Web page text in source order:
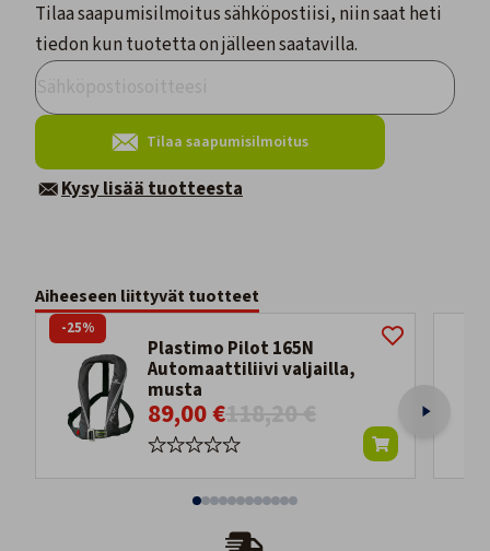
Tilaa saapumisilmoitus sähköpostiisi, niin saat heti
tiedon kun tuotetta on jälleen saatavilla.
Tilaa saapumisilmoitus
Kysy lisää tuotteesta
Aiheeseen liittyvät tuotteet
Plastimo Pilot 165N
Automaattiliivi valjailla,
musta
89,00 €118,20 €
-25%